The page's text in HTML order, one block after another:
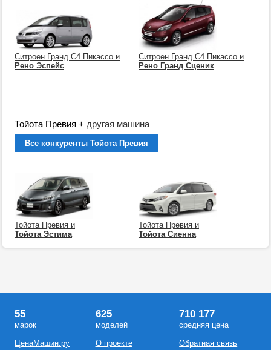
Ситроен Гранд C4 Пикассо и
Рено Эспейс
Ситроен Гранд C4 Пикассо и
Рено Гранд Сценик
Тойота Превия + другая машина
Все конкуренты Тойота Превия
Тойота Превия и
Тойота Эстима
Тойота Превия и
Тойота Сиенна
55
марок
ЦенаМашин.ру
625
моделей
О проекте
710 177
средняя цена
Обратная связь